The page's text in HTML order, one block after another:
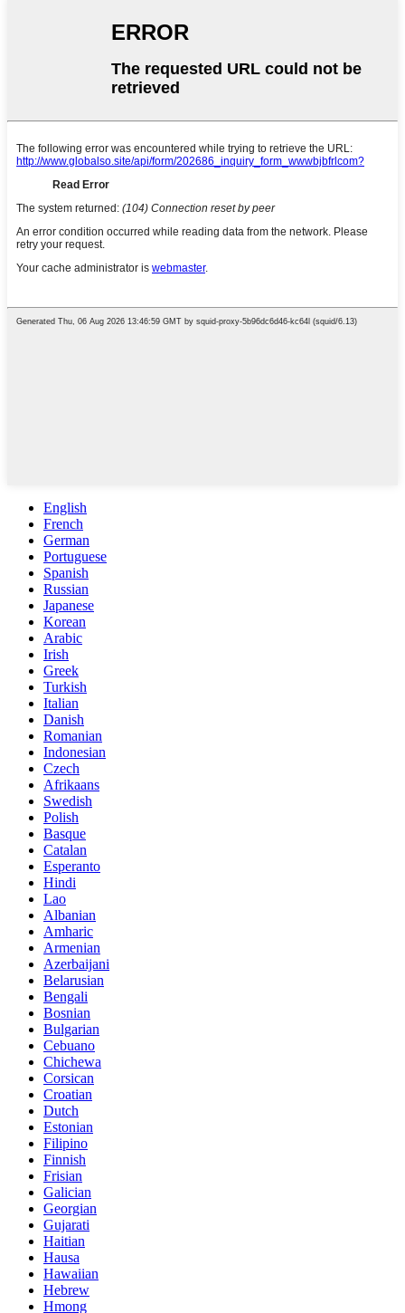
English
French
German
Portuguese
Spanish
Russian
Japanese
Korean
Arabic
Irish
Greek
Turkish
Italian
Danish
Romanian
Indonesian
Czech
Afrikaans
Swedish
Polish
Basque
Catalan
Esperanto
Hindi
Lao
Albanian
Amharic
Armenian
Azerbaijani
Belarusian
Bengali
Bosnian
Bulgarian
Cebuano
Chichewa
Corsican
Croatian
Dutch
Estonian
Filipino
Finnish
Frisian
Galician
Georgian
Gujarati
Haitian
Hausa
Hawaiian
Hebrew
Hmong